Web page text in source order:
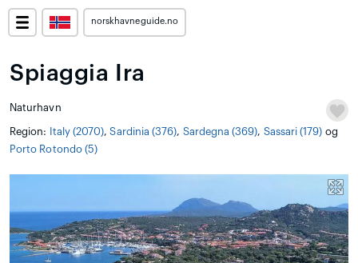
norskhavneguide.no
Spiaggia Ira
Naturhavn
Region: Italy (2070),Sardinia (376), Sardegna (369), Sassari (179) og
Porto Rotondo (5)